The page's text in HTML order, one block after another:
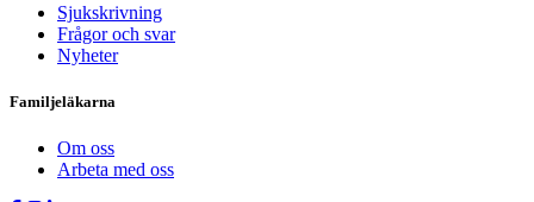
Sjukskrivning
Frågor och svar
Nyheter
Familjeläkarna
Om oss
Arbeta med oss